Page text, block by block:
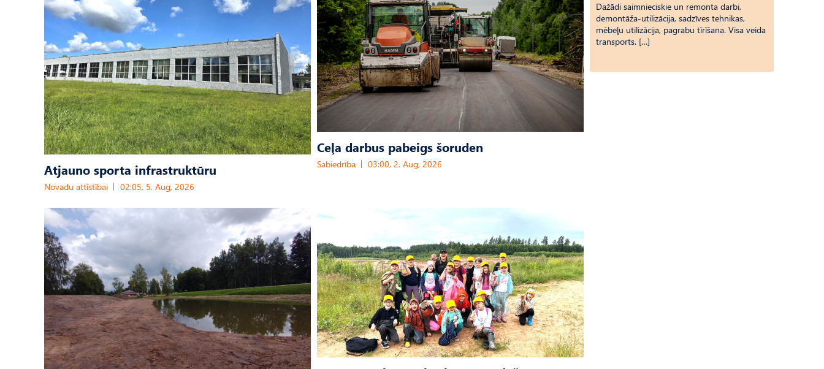
Atjauno sporta infrastruktūru
Novadu attīstībai 02:05, 5. Aug, 2026
Ceļa darbus pabeigs šoruden
Sabiedrība 03:00, 2. Aug, 2026
Dažādi saimnieciskie un remonta darbi,
demontāža-utilizācija, sadzīves tehnikas,
mēbeļu utilizācija, pagrabu tīrīšana. Visa veida
transports. […]